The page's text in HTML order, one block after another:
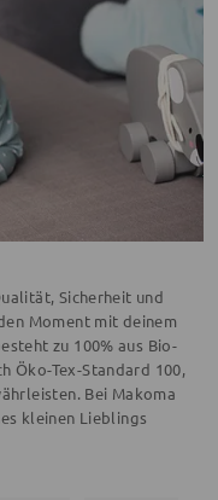
Sicherheit und
Moment mit deinem
zu 100% aus Bio-
Öko-Tex-Standard 100,
Bei Makoma
kleinen Lieblings